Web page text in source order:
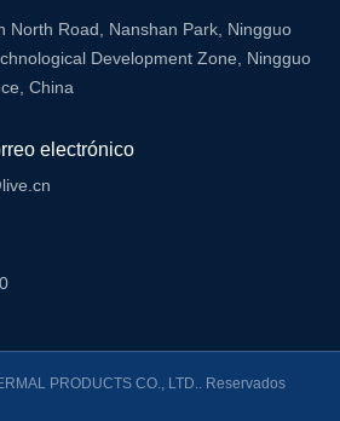
North Road, Nanshan Park, Ningguo
Development Zone, Ningguo
China
electrónico
PRODUCTS CO., LTD.. Reservados